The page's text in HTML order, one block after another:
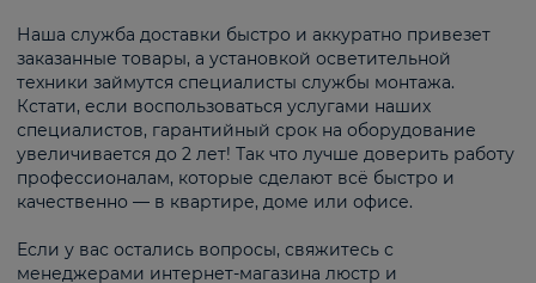
Наша служба доставки быстро и аккуратно привезет
заказанные товары, а установкой осветительной
техники займутся специалисты службы монтажа.
Кстати, если воспользоваться услугами наших
специалистов, гарантийный срок на оборудование
увеличивается до 2 лет! Так что лучше доверить работу
профессионалам, которые сделают всё быстро и
качественно — в квартире, доме или офисе.
Если у вас остались вопросы, свяжитесь с
менеджерами интернет-магазина люстр и